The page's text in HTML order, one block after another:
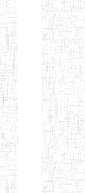
ENIET
ENIEG
KRIBI
ENIEG
ENIEG